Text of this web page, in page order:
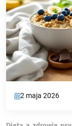
2 maja 2026